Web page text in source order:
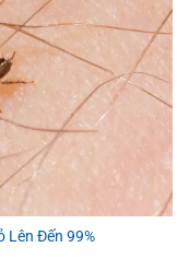
Lên Đến 99%